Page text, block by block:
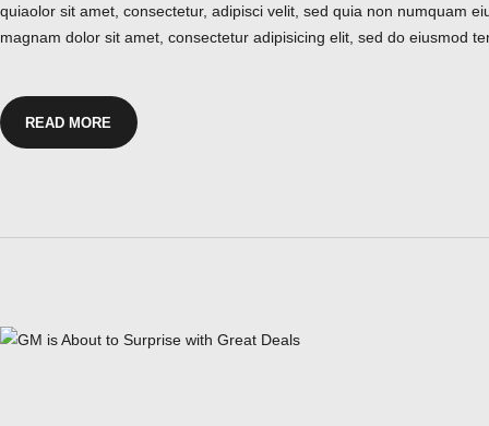
quiaolor sit amet, consectetur, adipisci velit, sed quia non numquam
magnam dolor sit amet, consectetur adipisicing elit, sed do eiusmod
READ MORE